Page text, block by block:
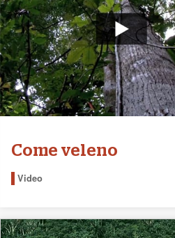
Come veleno
Video